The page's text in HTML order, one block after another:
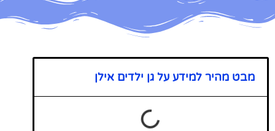
מבט מהיר למידע על גן ילדים אילן